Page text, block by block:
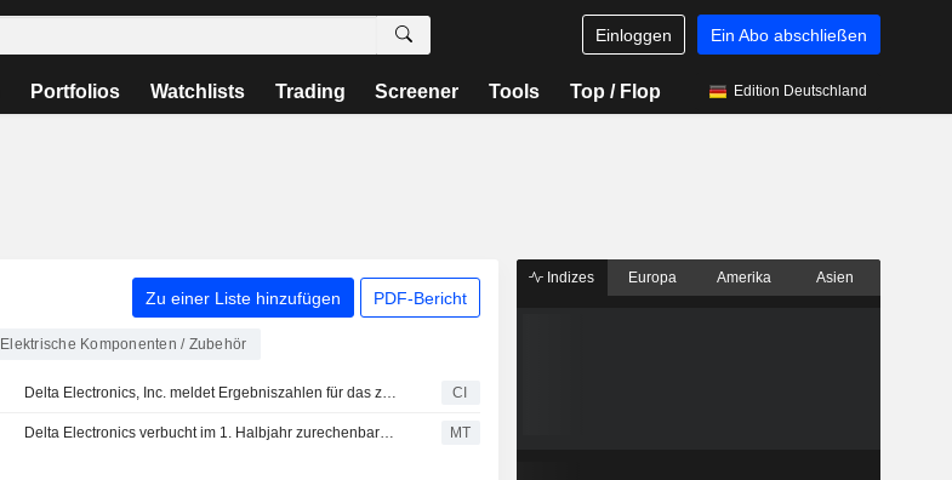
Einloggen Ein Abo abschließen
Portfolios Watchlists Trading Screener Tools Top / Flop Edition Deutschland
Zu einer Liste hinzufügen PDF-Bericht
Elektrische Komponenten / Zubehör
Delta Electronics, Inc. meldet Ergebniszahlen für das zweite Quartal und das erste Halbjahr bis zum 30. Juni 2026 CI
Delta Electronics verbucht im 1. Halbjahr zurechenbaren Gewinn von 45,7 Mio. NT$ MT
Indizes Europa Amerika Asien